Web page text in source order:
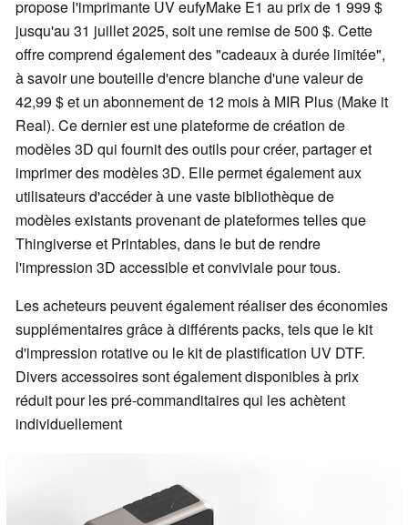
propose l'imprimante UV eufyMake E1 au prix de 1 999 $
jusqu'au 31 juillet 2025, soit une remise de 500 $. Cette
offre comprend également des "cadeaux à durée limitée",
à savoir une bouteille d'encre blanche d'une valeur de
42,99 $ et un abonnement de 12 mois à MIR Plus (Make it
Real). Ce dernier est une plateforme de création de
modèles 3D qui fournit des outils pour créer, partager et
imprimer des modèles 3D. Elle permet également aux
utilisateurs d'accéder à une vaste bibliothèque de
modèles existants provenant de plateformes telles que
Thingiverse et Printables, dans le but de rendre
l'impression 3D accessible et conviviale pour tous.
Les acheteurs peuvent également réaliser des économies
supplémentaires grâce à différents packs, tels que le kit
d'impression rotative ou le kit de plastification UV DTF.
Divers accessoires sont également disponibles à prix
réduit pour les pré-commanditaires qui les achètent
individuellement